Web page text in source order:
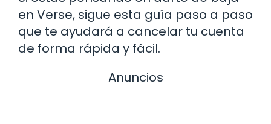
en Verse, sigue esta guía paso a paso
que te ayudará a cancelar tu cuenta
de forma rápida y fácil.
Anuncios